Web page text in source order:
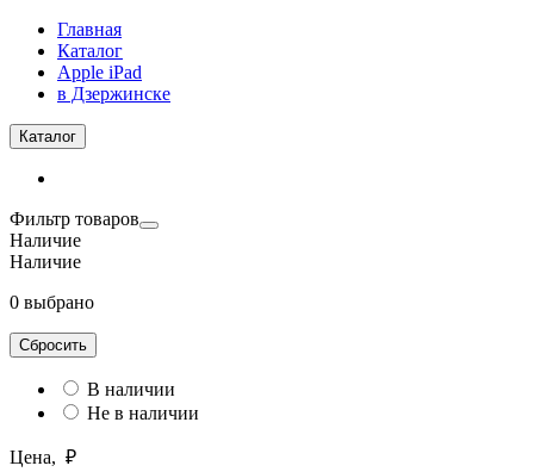
Главная
Каталог
Apple iPad
в Дзержинске
Каталог
Фильтр товаров
Наличие
Наличие
0 выбрано
Сбросить
В наличии
Не в наличии
Цена, ₽